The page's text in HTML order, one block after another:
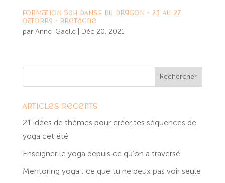
FORMATION 50H DANSE DU DRAGON • 23 AU 27
OCTOBRE • Bretagne
par Anne-Gaëlle Déc 20, 2021
Articles récents
21 idées de thèmes pour créer tes séquences de
yoga cet été
Enseigner le yoga depuis ce qu’on a traversé
Mentoring yoga : ce que tu ne peux pas voir seule